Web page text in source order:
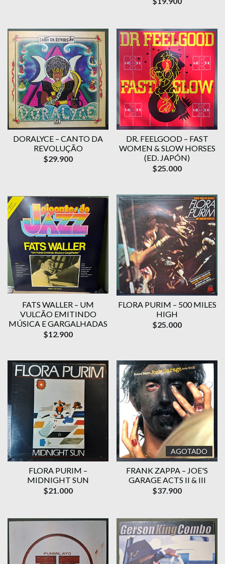
DORALYCE – CANTO DA
REVOLUÇÃO
$29.900
DR. FEELGOOD – FAST
WOMEN & SLOW HORSES
(ED. JAPÓN)
$25.000
FATS WALLER – UM
VULCÃO EMITINDO
MÚSICA E GARGALHADAS
$12.900
FLORA PURIM – 500 MILES
HIGH
$25.000
FLORA PURIM –
MIDNIGHT SUN
$21.000
AGOTADO
FRANK ZAPPA – JOE'S
GARAGE ACTS II & III
$37.900